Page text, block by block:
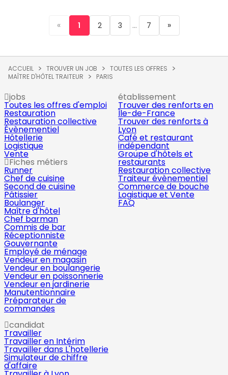
« 1 2 3 ... 7 »
ACCUEIL TROUVER UN JOB
TOUTES LES OFFRES
MAÎTRE D'HÔTEL TRAITEUR
PARIS
jobs
Toutes les offres d'emploi
Restauration
Restauration collective
Évènementiel
Hôtellerie
Logistique
Vente
Fiches métiers
Runner
Chef de cuisine
Second de cuisine
Pâtissier
Boulanger
Maître d'hôtel
Chef barman
Commis de bar
Réceptionniste
Gouvernante
Employé de ménage
Vendeur en magasin
Vendeur en boulangerie
Vendeur en poissonnerie
Vendeur en jardinerie
Manutentionnaire
Préparateur de
commandes
établissement
Trouver des renforts en
Île-de-France
Trouver des renforts à
Lyon
Café et restaurant
indépendant
Groupe d'hôtels et
restaurants
Restauration collective
Traiteur évènementiel
Commerce de bouche
Logistique et Vente
FAQ
candidat
Travailler
Travailler en Intérim
Travailler dans L'hotellerie
Simulateur de chiffre
d'affaire